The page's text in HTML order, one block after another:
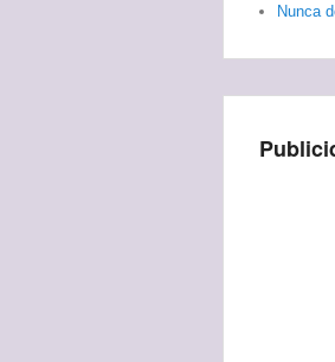
Nunca